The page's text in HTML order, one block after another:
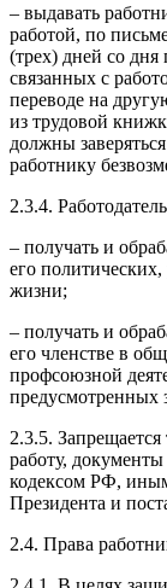
– выдавать
работой, по
(трех) дней со дня
связанных с
переводе на
из трудовой
должны
работнику
2.3.4.
– получать и
его
жизни;
– получать и
его членстве в
профсоюзной
предусмотренных
2.3.5.
работу,
кодексом РФ,
Президента и
2.4. Права